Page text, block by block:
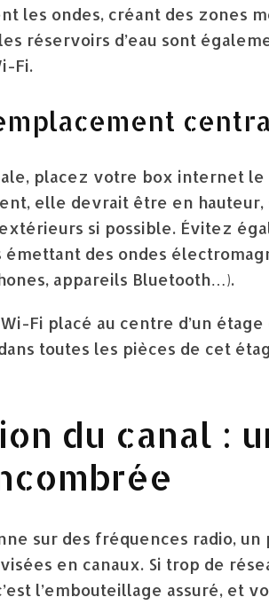
les ondes, créant des zones
réservoirs d’eau sont
Fi.
placez votre box internet le
elle devrait être en
si possible. Évitez
émettant des ondes
appareils Bluetooth…).
Fi placé au centre d’un
toutes les pièces de cet
du canal :
sur des fréquences radio, un
en canaux. Si trop de
l’embouteillage assuré, et